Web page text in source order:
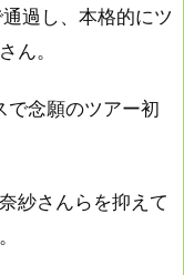
過し、本格的にツ
ん。
で念願のツアー初
紗さんらを抑えて